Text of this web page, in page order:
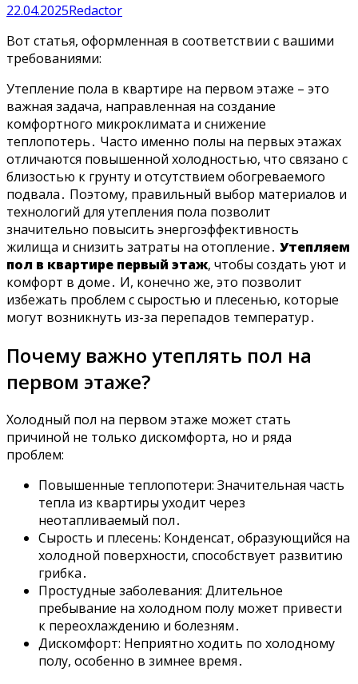
22.04.2025Redactor
Вот статья, оформленная в соответствии с вашими
требованиями:
Утепление пола в квартире на первом этаже – это
важная задача, направленная на создание
комфортного микроклимата и снижение
теплопотерь․ Часто именно полы на первых этажах
отличаются повышенной холодностью, что связано с
близостью к грунту и отсутствием обогреваемого
подвала․ Поэтому, правильный выбор материалов и
технологий для утепления пола позволит
значительно повысить энергоэффективность
жилища и снизить затраты на отопление․ Утепляем
пол в квартире первый этаж, чтобы создать уют и
комфорт в доме․ И, конечно же, это позволит
избежать проблем с сыростью и плесенью, которые
могут возникнуть из-за перепадов температур․
Почему важно утеплять пол на
первом этаже?
Холодный пол на первом этаже может стать
причиной не только дискомфорта, но и ряда
проблем:
Повышенные теплопотери: Значительная часть
тепла из квартиры уходит через
неотапливаемый пол․
Сырость и плесень: Конденсат, образующийся на
холодной поверхности, способствует развитию
грибка․
Простудные заболевания: Длительное
пребывание на холодном полу может привести
к переохлаждению и болезням․
Дискомфорт: Неприятно ходить по холодному
полу, особенно в зимнее время․